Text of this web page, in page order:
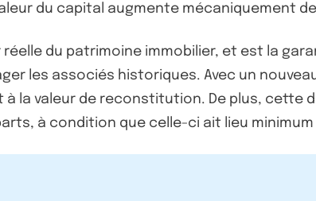
du capital augmente mécaniquement de
du patrimoine immobilier, et est la
les associés historiques. Avec un nouveau
la valeur de reconstitution. De plus, cette
à condition que celle-ci ait lieu